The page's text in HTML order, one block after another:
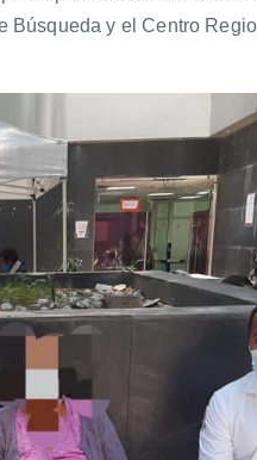
Búsqueda y el Centro